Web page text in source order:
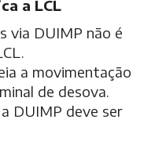
a LCL
via DUIMP não é
a movimentação
de desova.
DUIMP deve ser